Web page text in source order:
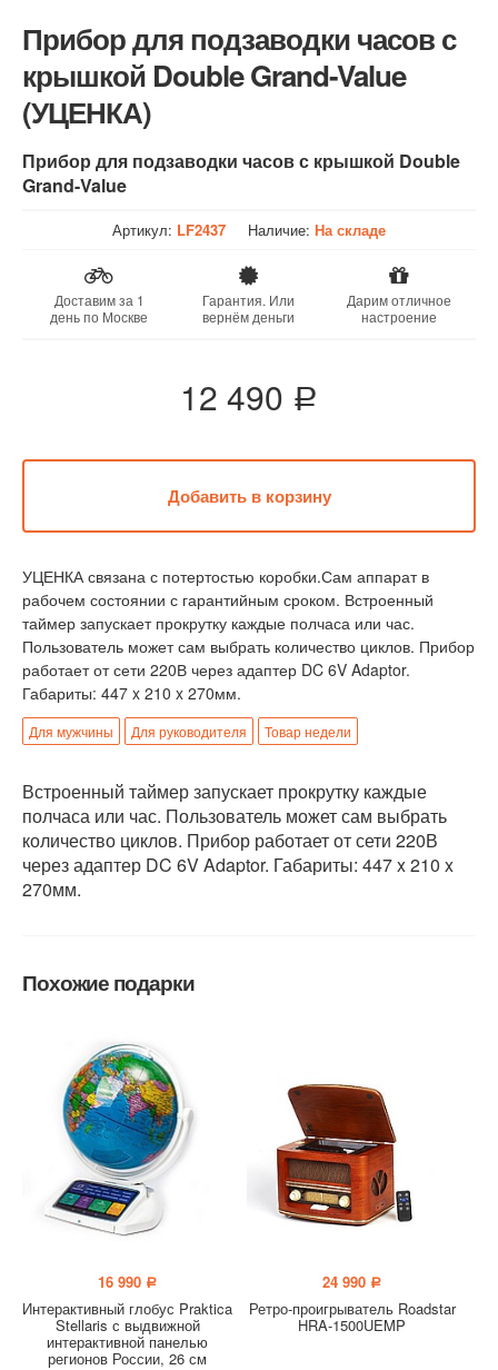
Прибор для подзаводки часов с
крышкой Double Grand-Value
(УЦЕНКА)
Прибор для подзаводки часов с крышкой Double
Grand-Value
Артикул: LF2437 Наличие:На складе
Доставим за 1
день по Москве
Гарантия. Или
вернём деньги
Дарим отличное
настроение
12 490 a
УЦЕНКА связана с потертостью коробки.Сам аппарат в
рабочем состоянии с гарантийным сроком. Встроенный
таймер запускает прокрутку каждые полчаса или час.
Пользователь может сам выбрать количество циклов. Прибор
работает от сети 220В через адаптер DC 6V Adaptor.
Габариты: 447 x 210 x 270мм.
Для мужчины Для руководителя Товар недели
Встроенный таймер запускает прокрутку каждые
полчаса или час. Пользователь может сам выбрать
количество циклов. Прибор работает от сети 220В
через адаптер DC 6V Adaptor. Габариты: 447 x 210 x
270мм.
Похожие подарки
16 990 a
Интерактивный глобус Praktica
Stellaris с выдвижной
интерактивной панелью
регионов России, 26 см
24 990 a
Ретро-проигрыватель Roadstar
HRA-1500UEMP